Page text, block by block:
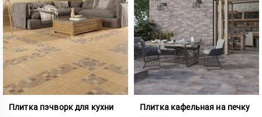
Плитка пэчворк для кухни Плитка кафельная на печку